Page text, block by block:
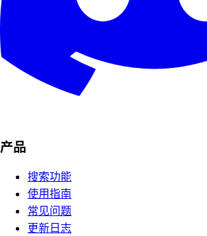
产品
搜索功能
使用指南
常见问题
更新日志